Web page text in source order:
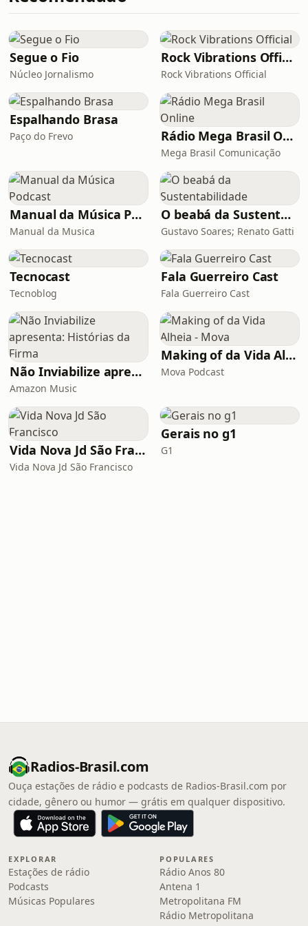
sobre pressão social, comparação,
carreira, relacionamentos e todas
aquelas cobranças (ou traumas) que a
gente tem e ne
Segue o Fio
Núcleo Jornalismo
Rock Vibrations Official
Rock Vibrations Official
Espalhando Brasa
Paço do Frevo Rádio Mega Brasil Online
Mega Brasil Comunicação
Manual da Música Podcast
Manual da Musica
O beabá da Sustentabilidade
Gustavo Soares; Renato Gatti
Tecnocast
Tecnoblog
Fala Guerreiro Cast
Fala Guerreiro Cast
Não Inviabilize apresenta: Histórias da Firma
Amazon Music
Making of da Vida Alheia - Mova
Mova Podcast
Vida Nova Jd São Francisco
Vida Nova Jd São Francisco
Gerais no g1
G1
Radios-Brasil.com
Ouça estações de rádio e podcasts de Radios-Brasil.com por
cidade, gênero ou humor — grátis em qualquer dispositivo.
EXPLORAR
Estações de rádio
Podcasts
Músicas Populares
POPULARES
Rádio Anos 80
Antena 1
Metropolitana FM
Rádio Metropolitana